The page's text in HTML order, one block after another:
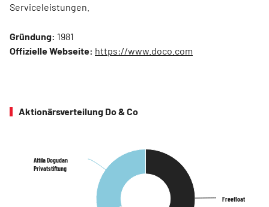
Serviceleistungen.
Gründung: 1981
Offizielle Webseite: https://www.doco.com
Aktionärsverteilung Do & Co
Freefloat
Freefloat
Attila Dogudan
Privatstiftung
Attila Dogudan
Privatstiftung